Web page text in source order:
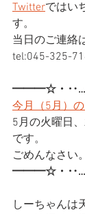
Twitterではい
す。
当日のご連絡
tel:045-325-
━━━☆・
今月（5月）
5月の火曜日
です。
ごめんなさい。
━━━☆・
しーちゃんは